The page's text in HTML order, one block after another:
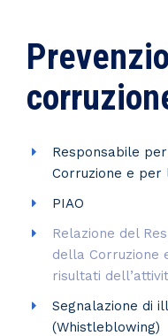
Responsabile
Corruzione e per
PIAO
Relazione del
della Corruzione
risultati
Segnalazione di
(Whistleblowing)